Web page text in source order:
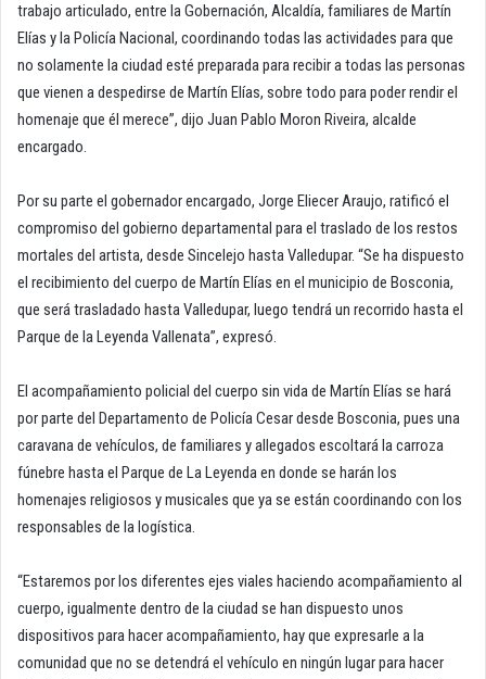
trabajo articulado, entre la Gobernación, Alcaldía, familiares de Martín
Elías y la Policía Nacional, coordinando todas las actividades para que
no solamente la ciudad esté preparada para recibir a todas las personas
que vienen a despedirse de Martín Elías, sobre todo para poder rendir el
homenaje que él merece”, dijo Juan Pablo Moron Riveira, alcalde
encargado.
Por su parte el gobernador encargado, Jorge Eliecer Araujo, ratificó el
compromiso del gobierno departamental para el traslado de los restos
mortales del artista, desde Sincelejo hasta Valledupar. “Se ha dispuesto
el recibimiento del cuerpo de Martín Elías en el municipio de Bosconia,
que será trasladado hasta Valledupar, luego tendrá un recorrido hasta el
Parque de la Leyenda Vallenata”, expresó.
El acompañamiento policial del cuerpo sin vida de Martín Elías se hará
por parte del Departamento de Policía Cesar desde Bosconia, pues una
caravana de vehículos, de familiares y allegados escoltará la carroza
fúnebre hasta el Parque de La Leyenda en donde se harán los
homenajes religiosos y musicales que ya se están coordinando con los
responsables de la logística.
“Estaremos por los diferentes ejes viales haciendo acompañamiento al
cuerpo, igualmente dentro de la ciudad se han dispuesto unos
dispositivos para hacer acompañamiento, hay que expresarle a la
comunidad que no se detendrá el vehículo en ningún lugar para hacer